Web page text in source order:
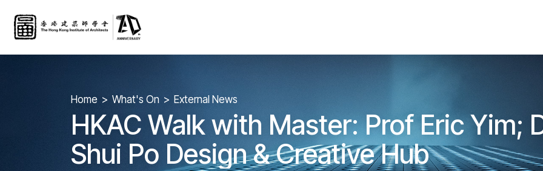
Home What's On External News
HKAC Walk with Master: Prof Eric Yim;
Shui Po Design & Creative Hub